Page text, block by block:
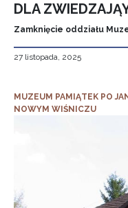
DLA
Zamknięcie oddziału
27 listopada, 2025
MUZEUM PAMIĄTEK PO
NOWYM WIŚNICZU